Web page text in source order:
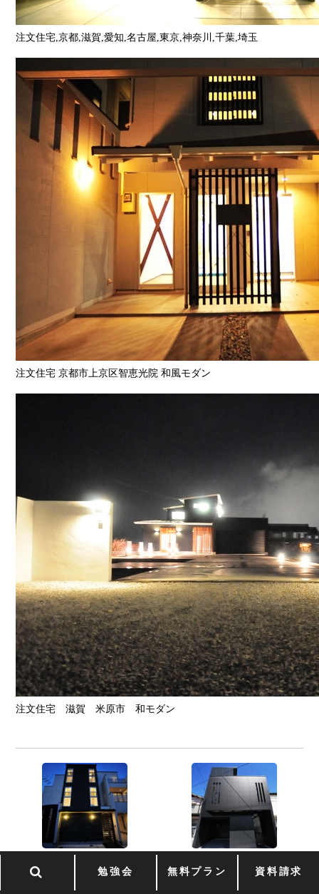
勉強会 無料プラン 資料請求
注文住宅,京都,滋賀,愛知,名古屋,東京,神奈川,千葉,埼玉
注文住宅 京都市上京区智恵光院 和風モダン
注文住宅 滋賀 米原市 和モダン
住宅,モダン住宅，デザイナ
宅,モダン住宅，デザイナー